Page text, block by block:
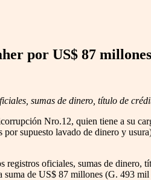
por US$ 87 millones
sumas de dinero, título de
Nro.12, quien tiene a su
supuesto lavado de dinero y
oficiales, sumas de dinero,
de US$ 87 millones (G. 493